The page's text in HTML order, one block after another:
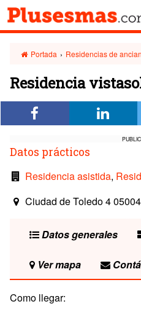
Portada › Residencias de
Residencia
Datos prácticos
Residencia asistida,
Ciudad de Toledo 4
Datos generales
Ver mapa
Como llegar: